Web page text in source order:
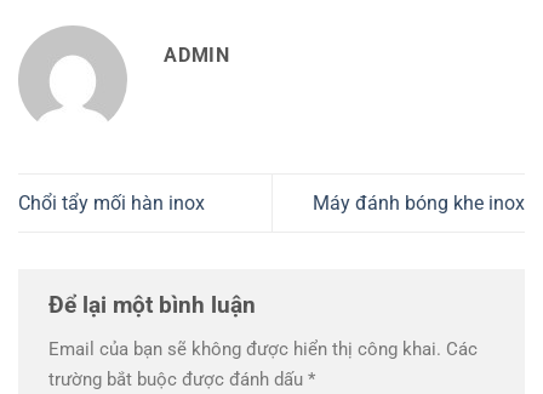
ADMIN
Chổi tẩy mối hàn inox Máy đánh bóng khe inox
Để lại một bình luận
Email của bạn sẽ không được hiển thị công khai. Các
trường bắt buộc được đánh dấu *